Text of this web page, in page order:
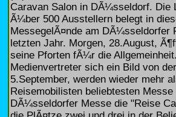
Caravan Salon in DÃ¼sseldorf. Die
Ã¼ber 500 Ausstellern belegt in
MessegelÃ¤nde am DÃ¼sseldorfer
letzten Jahr. Morgen, 28.August,
seine Pforten fÃ¼r die
Medienvertreter sich ein Bild von
5.September, werden wieder mehr
Reisemobilisten beliebtesten
DÃ¼sseldorfer Messe die "Reise